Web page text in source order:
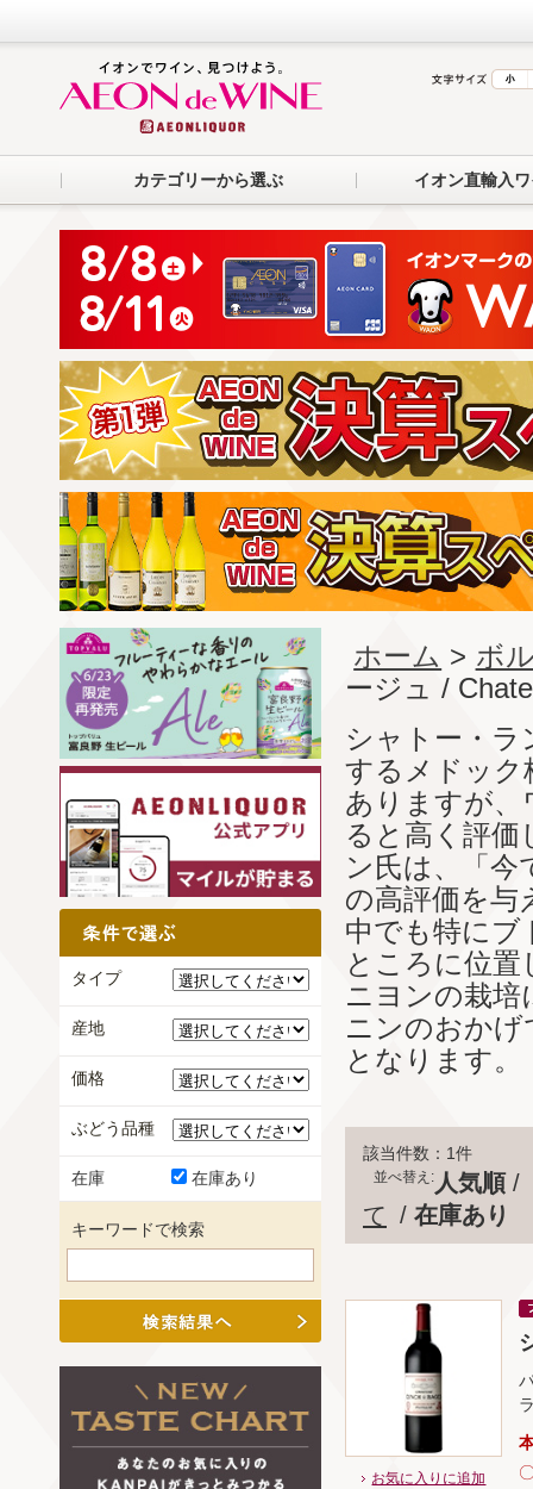
カテゴリーから選ぶ イオン直輸入
ホーム > ボ
ージュ /
シャトー・
するメドック
ありますが、
ると高く評
ン氏は、「今
の高評価を与
中でも特にブ
ところに位
ニヨンの栽培
ニンのおかげ
となります。
該当件数：1件
並べ替え: 人気順 /
て / 在庫あり
お気に入りに追加
タイプ
産地
価格
ぶどう品種
在庫 在庫あり
キーワードで検索